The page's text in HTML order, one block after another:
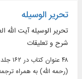
تحریر الوسیله
تحریر الوسیله آیت الله
شرح و تعلیقات
۴۸
(رحمه الله) به همراه